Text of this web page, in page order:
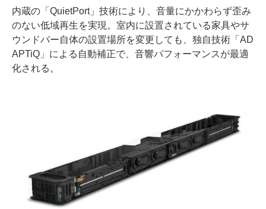
内蔵の「QuietPort」技術により、音量にかかわらず歪み
のない低域再生を実現。室内に設置されている家具やサ
ウンドバー自体の設置場所を変更しても、独自技術「AD
APTiQ」による自動補正で、音響パフォーマンスが最適
化される。